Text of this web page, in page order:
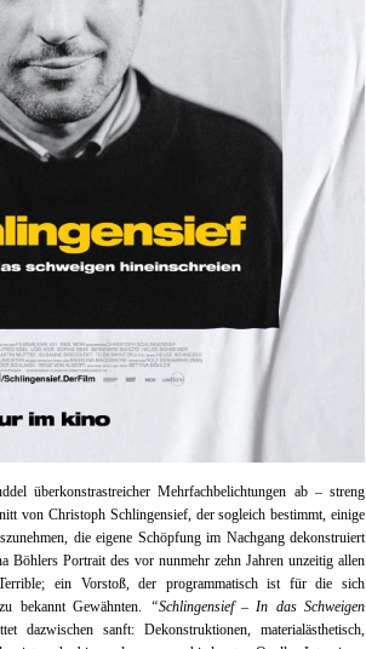
überkonstrastreicher Mehrfachbelichtungen ab – streng
von Christoph Schlingensief, der sogleich bestimmt, einige
die eigene Schöpfung im Nachgang dekonstruiert
Böhlers Portrait des vor nunmehr zehn Jahren unzeitig allen
ein Vorstoß, der programmatisch ist für die sich
bekannt Gewähnten.
“Schlingensief – In das Schweigen
dazwischen sanft: Dekonstruktionen, materialästhetisch,